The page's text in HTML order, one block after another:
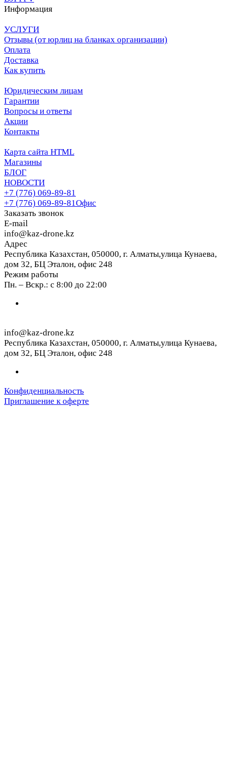
Информация
УСЛУГИ
Отзывы (от юрлиц на бланках организации)
Оплата
Доставка
Как купить
Юридическим лицам
Гарантии
Вопросы и ответы
Акции
Контакты
Карта сайта HTML
Магазины
БЛОГ
НОВОСТИ
+7 (776) 069-89-81
+7 (776) 069-89-81Офис
Заказать звонок
E-mail
info@kaz-drone.kz
Адрес
Республика Казахстан, 050000, г. Алматы,улица Кунаева,
дом 32, БЦ Эталон, офис 248
Режим работы
Пн. – Вскр.: с 8:00 до 22:00
info@kaz-drone.kz
Республика Казахстан, 050000, г. Алматы,улица Кунаева,
дом 32, БЦ Эталон, офис 248
Конфиденциальность
Приглашение к оферте